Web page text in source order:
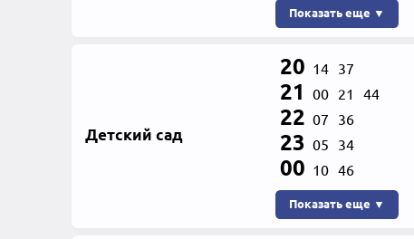
Показать еще ▼
Детский сад
20 14 37
21 00 21 44
22 07 36
23 05 34
00 10 46
Показать еще ▼